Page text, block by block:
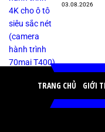
03.08.2026
TRANG CHỦ GIỚI